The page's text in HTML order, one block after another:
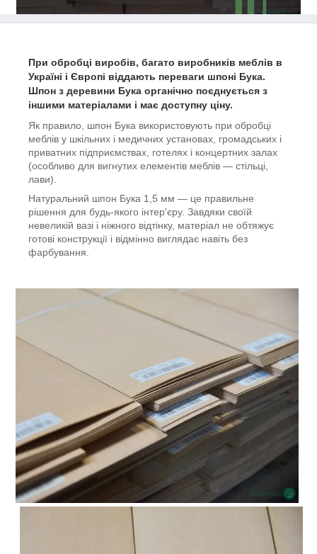
При обробці виробів, багато виробників меблів в
Україні і Європі віддають переваги шпоні Бука.
Шпон з деревини Бука органічно поєднується з
іншими матеріалами і має доступну ціну.
Як правило, шпон Бука використовують при обробці
меблів у шкільних і медичних установах, громадських і
приватних підприємствах, готелях і концертних залах
(особливо для вигнутих елементів меблів — стільці,
лави).
Натуральний шпон Бука 1,5 мм — це правильне
рішення для будь-якого інтер'єру. Завдяки своїй
невеликій вазі і ніжного відтінку, матеріал не обтяжує
готові конструкції і відмінно виглядає навіть без
фарбування.